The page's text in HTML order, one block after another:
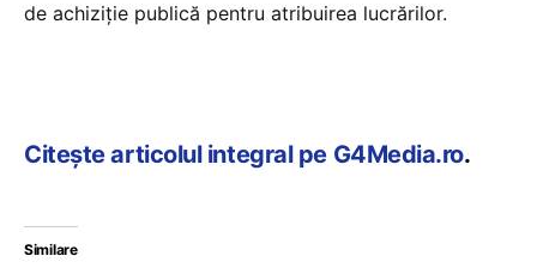
de achiziţie publică pentru atribuirea lucrărilor.
Citește articolul integral pe G4Media.ro.
Similare